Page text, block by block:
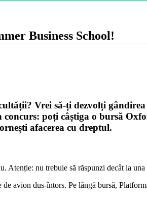
Business School!
Vrei să-ți dezvolți
poți câștiga o bursă
afacerea cu dreptul.
Atenție: nu trebuie să răspunzi decât la
avion dus-întors. Pe lângă bursă,